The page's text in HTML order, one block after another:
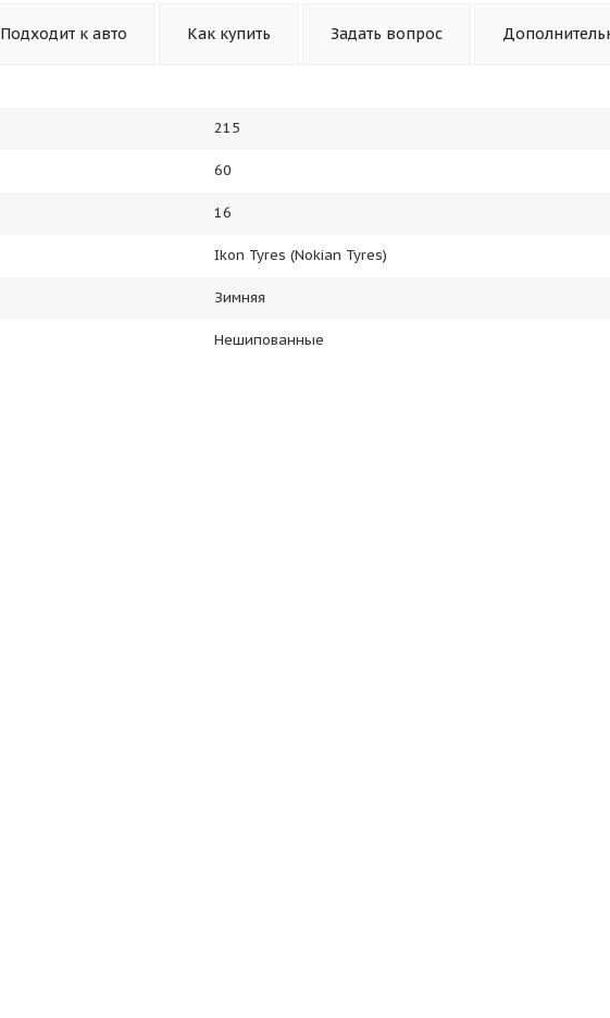
Подходит к авто Как купить Задать вопрос
215
60
16
Ikon Tyres (Nokian Tyres)
Зимняя
Нешипованные